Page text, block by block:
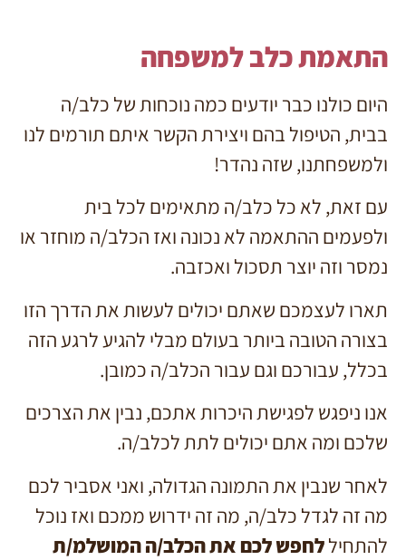
התאמת כלב למשפחה
היום כולנו כבר יודעים כמה נוכחות של כלב/ה
בבית, הטיפול בהם ויצירת הקשר איתם תורמים לנו
ולמשפחתנו, שזה נהדר!
עם זאת, לא כל כלב/ה מתאימים לכל בית
ולפעמים ההתאמה לא נכונה ואז הכלב/ה מוחזר או
נמסר וזה יוצר תסכול ואכזבה.
תארו לעצמכם שאתם יכולים לעשות את הדרך הזו
בצורה הטובה ביותר בעולם מבלי להגיע לרגע הזה
בכלל, עבורכם וגם עבור הכלב/ה כמובן.
אנו ניפגש לפגישת היכרות אתכם, נבין את הצרכים
שלכם ומה אתם יכולים לתת לכלב/ה.
לאחר שנבין את התמונה הגדולה, ואני אסביר לכם
מה זה לגדל כלב/ה, מה זה ידרוש ממכם ואז נוכל
להתחיללחפש לכם את הכלב/ה המושלמ/ת